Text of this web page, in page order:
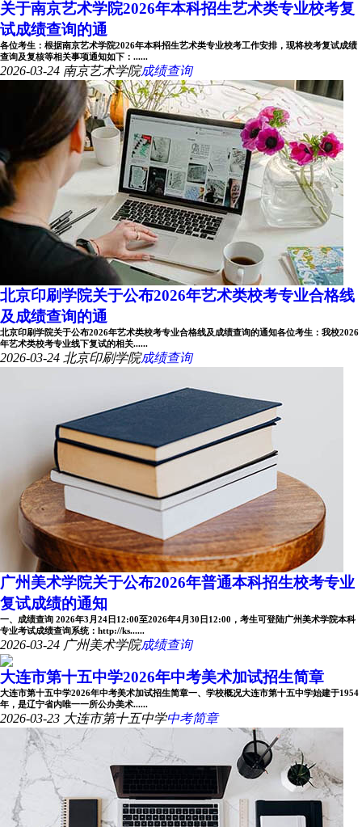
关于南京艺术学院2026年本科招生艺术类专业校考复
试成绩查询的通
各位考生：根据南京艺术学院2026年本科招生艺术类专业校考工作安排，现将校考复试成绩
查询及复核等相关事项通知如下：......
2026-03-24 南京艺术学院成绩查询
北京印刷学院关于公布2026年艺术类校考专业合格线
及成绩查询的通
北京印刷学院关于公布2026年艺术类校考专业合格线及成绩查询的通知各位考生：我校2026
年艺术类校考专业线下复试的相关......
2026-03-24 北京印刷学院成绩查询
广州美术学院关于公布2026年普通本科招生校考专业
复试成绩的通知
一、成绩查询 2026年3月24日12:00至2026年4月30日12:00，考生可登陆广州美术学院本科
专业考试成绩查询系统：http://ks......
2026-03-24 广州美术学院成绩查询
大连市第十五中学2026年中考美术加试招生简章
大连市第十五中学2026年中考美术加试招生简章一、学校概况大连市第十五中学始建于1954
年，是辽宁省内唯一一所公办美术......
2026-03-23 大连市第十五中学中考简章